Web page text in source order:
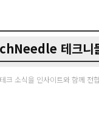
테크니
크 소식을 인사이트와 함께 전